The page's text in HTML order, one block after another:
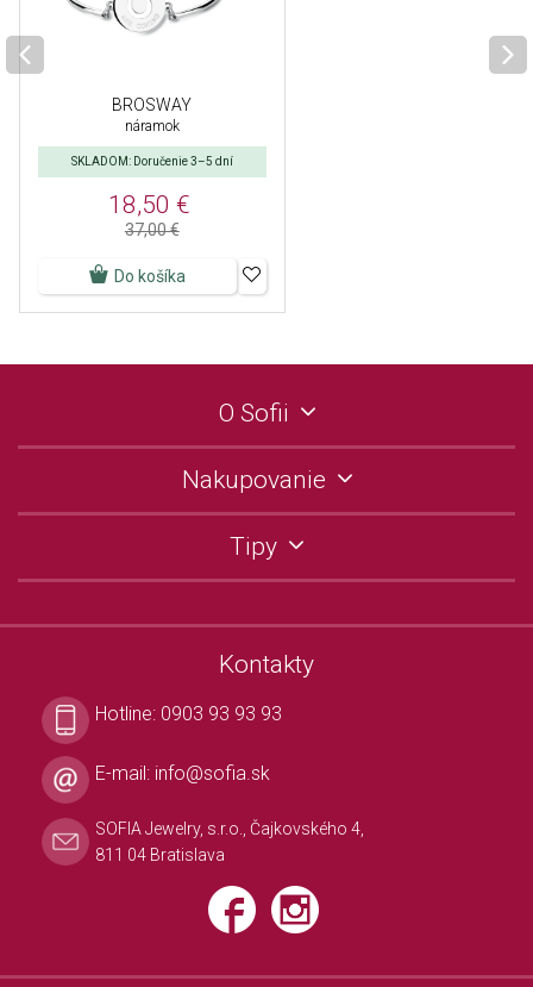
BROSWAY
náramok
SKLADOM: Doručenie 3–5 dní
18,50 €
37,00 €
Do košíka
O Sofii
Nakupovanie
Tipy
Kontakty
Hotline: 0903 93 93 93
E-mail: info@sofia.sk
SOFIA Jewelry, s.r.o., Čajkovského 4,
811 04 Bratislava